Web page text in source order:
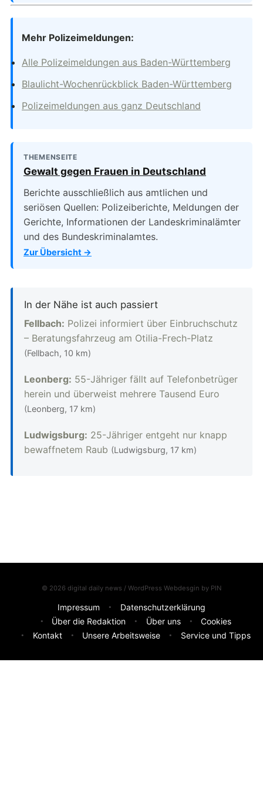
Mehr Polizeimeldungen:
Alle Polizeimeldungen aus Baden-Württemberg
Blaulicht-Wochenrückblick Baden-Württemberg
Polizeimeldungen aus ganz Deutschland
THEMENSEITE
Gewalt gegen Frauen in Deutschland
Berichte ausschließlich aus amtlichen und
seriösen Quellen: Polizeiberichte, Meldungen der
Gerichte, Informationen der Landeskriminalämter
und des Bundeskriminalamtes.
Zur Übersicht →
In der Nähe ist auch passiert
Fellbach: Polizei informiert über Einbruchschutz
– Beratungsfahrzeug am Otilia-Frech-Platz
(Fellbach, 10 km)
Leonberg: 55-Jähriger fällt auf Telefonbetrüger
herein und überweist mehrere Tausend Euro
(Leonberg, 17 km)
Ludwigsburg: 25-Jähriger entgeht nur knapp
bewaffnetem Raub (Ludwigsburg, 17 km)
© 2026 digital daily news / WordPress Webdesgin by PIN
Impressum
Datenschutzerklärung
Über die Redaktion
Über uns
Cookies
Kontakt
Unsere Arbeitsweise Service und Tipps